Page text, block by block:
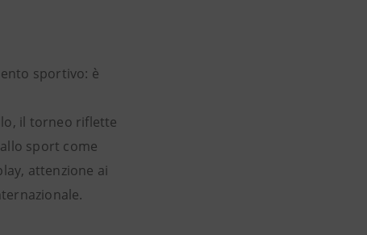
sportivo: è
il torneo riflette
sport come
attenzione ai